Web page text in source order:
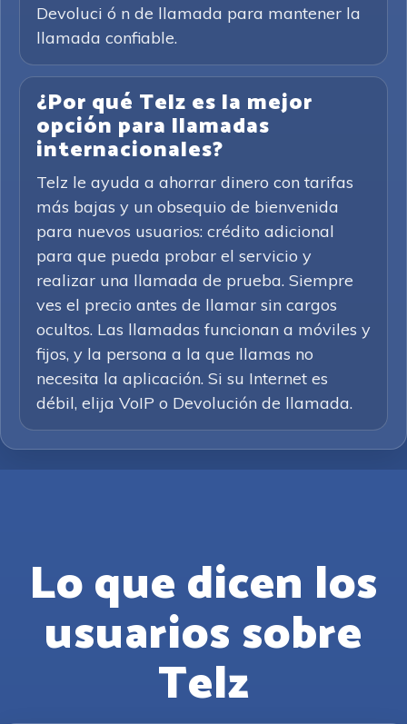
Devoluci ó n de llamada para mantener la
llamada confiable.
¿Por qué Telz es la mejor
opción para llamadas
internacionales?
Telz le ayuda a ahorrar dinero con tarifas
más bajas y un obsequio de bienvenida
para nuevos usuarios: crédito adicional
para que pueda probar el servicio y
realizar una llamada de prueba. Siempre
ves el precio antes de llamar sin cargos
ocultos. Las llamadas funcionan a móviles y
fijos, y la persona a la que llamas no
necesita la aplicación. Si su Internet es
débil, elija VoIP o Devolución de llamada.
Lo que dicen los
usuarios sobre
Telz